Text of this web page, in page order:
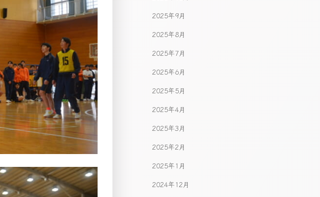
2025年9月
2025年8月
2025年7月
2025年6月
2025年5月
2025年4月
2025年3月
2025年2月
2025年1月
2024年12月